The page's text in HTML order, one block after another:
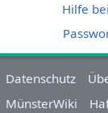
Hilfe
Datenschutz
MünsterWiki